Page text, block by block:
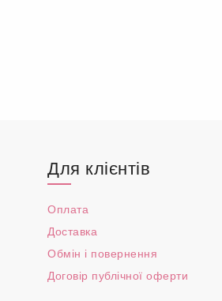
Для клієнтів
Оплата
Доставка
Обмін і повернення
Договір публічної оферти